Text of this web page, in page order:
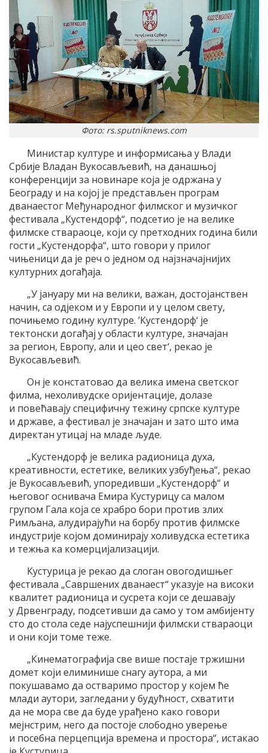
Фото: rs.sputniknews.com
Министар културе и информисања у Влади
Србије Владан Вукосављевић, на данашњој
конференцији за новинаре која је одржана у
Београду и на којој је представљен програм
дванаестог Међународног филмског и музичког
фестивала „Кустендорф“, подсетио је на велике
филмске ствараоце, који су претходних година били
гости „Кустендорфа“, што говори у прилог
чињеници да је реч о једном од најзначајнијих
културних догађаја.
„У јануару ми на велики, важан, достојанствен
начин, са одјеком и у Европи и у целом свету,
почињемо годину културе. ’Кустендорф‘ је
тектонски догађај у области културе, значајан
за регион, Европу, али и цео свет‘, рекао је
Вукосављевић.
Он је констатовао да велика имена светског
филма, нехоливудске оријентације, долазе
и повећавају специфичну тежину српске културе
и државе, а фестивал је значајан и зато што има
директан утицај на младе људе.
„Кустендорф је велика радионица духа,
креативности, естетике, великих узбуђења“, рекао
је Вукосављевић, упоредивши „Кустендорф“ и
његовог оснивача Емира Кустурицу са малом
групом Гала која се храбро бори против злих
Римљана, алудирајући на борбу против филмске
индустрије којом доминирају холивудска естетика
и тежња ка комерцијализацији.
Кустурица је рекао да слоган овогодишњег
фестивала „Савршених дванаест“ указује на високи
квалитет радионица и сусрета који се дешавају
у Дрвенграду, подсетивши да само у том амбијенту
сто до стола седе најуспешнији филмски ствараоци
и они који томе теже.
„Кинематографија све више постаје тржишни
домет који елиминише снагу аутора, а ми
покушавамо да остваримо простор у којем ће
млади аутори, загледани у будућност, схватити
да не мора све да буде урађено како говори
мејнстрим, него да постоје слободно уверење
и посебна перцепција времена и простора“, истакао